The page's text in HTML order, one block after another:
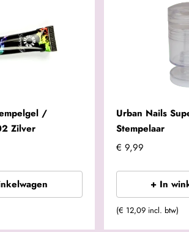
/
Zilver
Urban Nails
Stempelaar
€ 9,99
+ In
(€ 12,09 incl. btw)